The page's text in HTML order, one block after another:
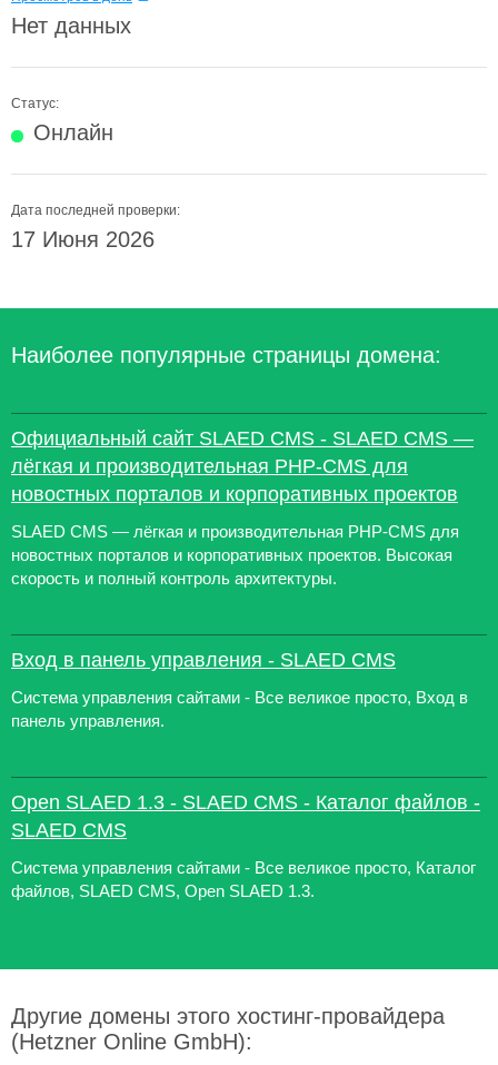
Нет данных
Статус:
Онлайн
Дата последней проверки:
17 Июня 2026
Наиболее популярные страницы домена:
Официальный сайт SLAED CMS - SLAED CMS —
лёгкая и производительная PHP-CMS для
новостных порталов и корпоративных проектов
SLAED CMS — лёгкая и производительная PHP-CMS для
новостных порталов и корпоративных проектов. Высокая
скорость и полный контроль архитектуры.
Вход в панель управления - SLAED CMS
Система управления сайтами - Все великое просто, Вход в
панель управления.
Open SLAED 1.3 - SLAED CMS - Каталог файлов -
SLAED CMS
Система управления сайтами - Все великое просто, Каталог
файлов, SLAED CMS, Open SLAED 1.3.
Другие домены этого хостинг-провайдера
(Hetzner Online GmbH):